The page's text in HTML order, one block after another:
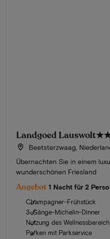
Landgoed Lauswolt
Beetsterzwaag,
Übernachten Sie in einem
wunderschönen Friesland
Angebot 1 Nacht für 2
Champagner-Frühstück
3-Gänge-Michelin-Dinner
Nutzung des
Parken mit Parkservice